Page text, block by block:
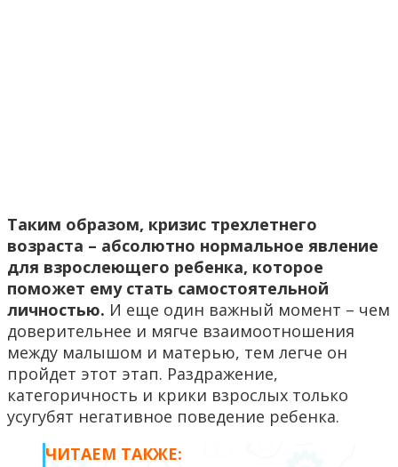
Таким образом, кризис трехлетнего
возраста – абсолютно нормальное явление
для взрослеющего ребенка, которое
поможет ему стать самостоятельной
личностью. И еще один важный момент – чем
доверительнее и мягче взаимоотношения
между малышом и матерью, тем легче он
пройдет этот этап. Раздражение,
категоричность и крики взрослых только
усугубят негативное поведение ребенка.
ЧИТАЕМ ТАКЖЕ: